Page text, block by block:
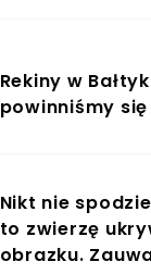
Rekiny w
powinniśmy
Nikt nie
to zwierzę
obrazku.